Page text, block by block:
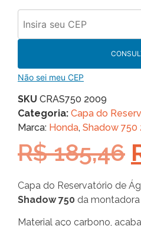
Não sei meu CEP
SKU CRAS750 2009
Categoria: Capa do
Marca: Honda, Shadow 750
R$185,46
Capa do Reservatório de
Shadow 750 da montadora
Material aço carbono,